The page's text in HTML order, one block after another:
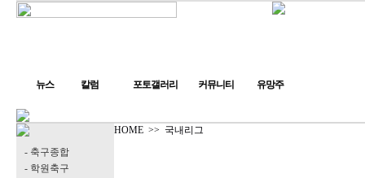
뉴스 칼럼 포토갤러리 커뮤니티 유망주
- 축구종합
- 학원축구
HOME >> 국내리그